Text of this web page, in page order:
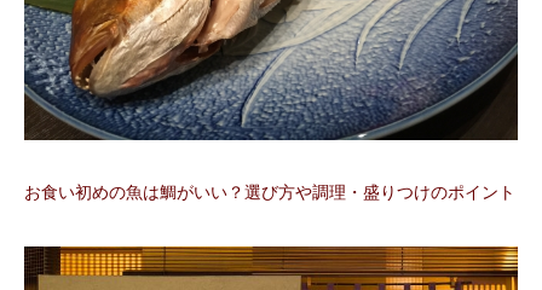
お食い初めの魚は鯛がいい？選び方や調理・盛りつけのポイント